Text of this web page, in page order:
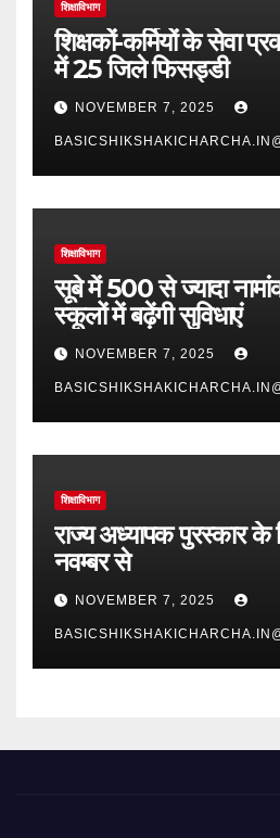
शिक्षाविभाग
शिक्षकों-कर्मियों के सेवा
में 25 जिले फिसड्डी
NOVEMBER 7, 2025
शिक्षाविभाग
सूबे में 500 से ज्यादा
स्कूलों में बढ़ेंगी सुविधाएं
NOVEMBER 7, 2025
शिक्षाविभाग
राज्य अध्यापक पुरस्कार
नवम्बर से
NOVEMBER 7, 2025